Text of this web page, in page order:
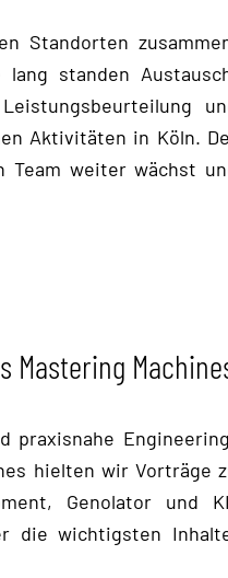
Standorten
standen
Aktivitäten in Köln.
Team weiter wächst
Mastering
praxisnahe
hielten wir Vorträge
Genolator und
die wichtigsten